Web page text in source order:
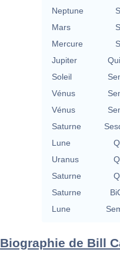
Neptune
Mars
Mercure
Jupiter
Soleil
Vénus
Vénus
Saturne
Lune
Uranus
Saturne
Saturne
Lune
Biographie de Bill